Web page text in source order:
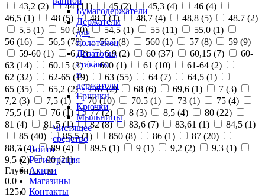
Бумагодержатели
Держатели
для
полотенец
Дозаторы,
стаканы
и
держатели
Ершики
Крючки
Мыльницы
Чистящее
средство
Войти
Регистрация
Акции
Магазины
Контакты
43,2 (2) 44 (11) 45 (2) 45,3 (4) 46 (4)
46,5 (1) 48 (5) 48,1 (1) 48,7 (4) 48,8 (5) 48.7 (2)
5,5 (1) 50 (30) 54,5 (1) 55 (11) 55,0 (1)
56 (16) 56,5 (78) 56.5 (8) 560 (1) 57 (8) 59 (9)
59-60 (1) 6 (2) 6,9 (2) 60 (37) 60,15 (7)
60-
63 (14) 60.15 (3) 600 (1) 61 (10) 61-64 (2)
62 (32) 62-65 (19) 63 (55) 64 (7) 64,5 (1)
65 (35) 65,2 (2) 67 (2) 68 (6) 69,6 (1) 7 (3)
7,2 (3) 7,5 (1) 70 (10) 70.5 (1) 73 (1) 75 (4)
75,5 (1) 76 (1) 77 (2) 8 (3) 8,5 (4) 80 (22)
81 (4) 81,5 (1) 82 (8) 83,6 (7) 83,61 (1) 84,5 (1)
85 (40) 85,5 (1) 850 (8) 86 (1) 87 (20)
88,7 (4) 89 (4) 89,5 (1) 9 (1) 9,2 (2) 9,3 (1)
9,5 (2) 90 (21)
Глубина, см
0.0
125.0